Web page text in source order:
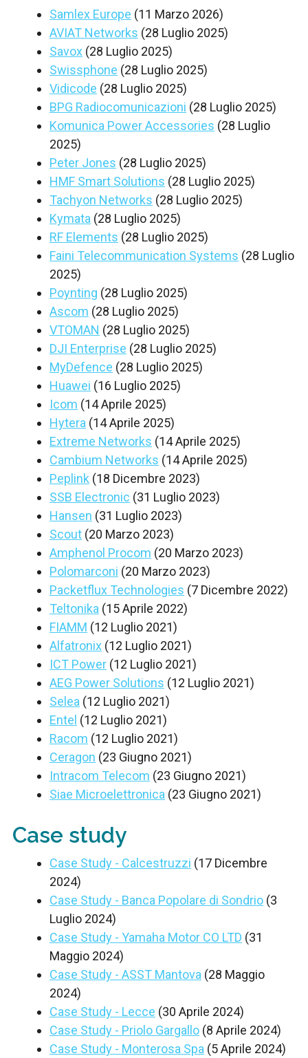
Samlex Europe (11 Marzo 2026)
AVIAT Networks (28 Luglio 2025)
Savox (28 Luglio 2025)
Swissphone (28 Luglio 2025)
Vidicode (28 Luglio 2025)
BPG Radiocomunicazioni (28 Luglio 2025)
Komunica Power Accessories (28 Luglio
2025)
Peter Jones (28 Luglio 2025)
HMF Smart Solutions (28 Luglio 2025)
Tachyon Networks (28 Luglio 2025)
Kymata (28 Luglio 2025)
RF Elements (28 Luglio 2025)
Faini Telecommunication Systems (28 Luglio
2025)
Poynting (28 Luglio 2025)
Ascom (28 Luglio 2025)
VTOMAN (28 Luglio 2025)
DJI Enterprise (28 Luglio 2025)
MyDefence (28 Luglio 2025)
Huawei (16 Luglio 2025)
Icom (14 Aprile 2025)
Hytera (14 Aprile 2025)
Extreme Networks (14 Aprile 2025)
Cambium Networks (14 Aprile 2025)
Peplink (18 Dicembre 2023)
SSB Electronic (31 Luglio 2023)
Hansen (31 Luglio 2023)
Scout (20 Marzo 2023)
Amphenol Procom (20 Marzo 2023)
Polomarconi (20 Marzo 2023)
Packetflux Technologies (7 Dicembre 2022)
Teltonika (15 Aprile 2022)
FIAMM (12 Luglio 2021)
Alfatronix (12 Luglio 2021)
ICT Power (12 Luglio 2021)
AEG Power Solutions (12 Luglio 2021)
Selea (12 Luglio 2021)
Entel (12 Luglio 2021)
Racom (12 Luglio 2021)
Ceragon (23 Giugno 2021)
Intracom Telecom (23 Giugno 2021)
Siae Microelettronica (23 Giugno 2021)
Case study
Case Study - Calcestruzzi (17 Dicembre
2024)
Case Study - Banca Popolare di Sondrio (3
Luglio 2024)
Case Study - Yamaha Motor CO LTD (31
Maggio 2024)
Case Study - ASST Mantova (28 Maggio
2024)
Case Study - Lecce (30 Aprile 2024)
Case Study - Priolo Gargallo (8 Aprile 2024)
Case Study - Monterosa Spa (5 Aprile 2024)